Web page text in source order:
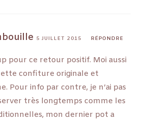
5 JUILLET 2015 RÉPONDRE
pour ce retour positif. Moi aussi
confiture originale et
Pour info par contre, je n’ai pas
très longtemps comme les
mon dernier pot a